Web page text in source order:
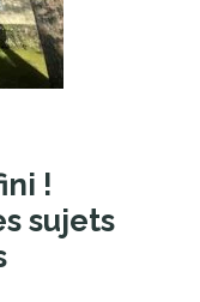
!
sujets